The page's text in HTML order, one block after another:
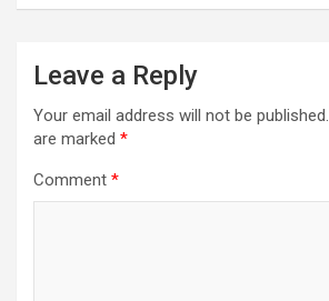
Leave a Reply
Your email address will not be published.
are marked *
Comment *